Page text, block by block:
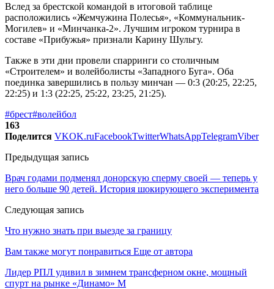
Вслед за брестской командой в итоговой таблице
расположились «Жемчужина Полесья», «Коммунальник-
Могилев» и «Минчанка-2». Лучшим игроком турнира в
составе «Прибужья» признали Карину Шульгу.
Также в эти дни провели спарринги со столичным
«Строителем» и волейболисты «Западного Буга». Оба
поединка завершились в пользу минчан — 0:3 (20:25, 22:25,
22:25) и 1:3 (22:25, 25:22, 23:25, 21:25).
#брест#волейбол
163
Поделится VKOK.ruFacebookTwitterWhatsAppTelegramViber
Предыдущая запись
Врач годами подменял донорскую сперму своей — теперь у
него больше 90 детей. История шокирующего эксперимента
Следующая запись
Что нужно знать при выезде за границу
Вам также могут понравиться Еще от автора
Лидер РПЛ удивил в зимнем трансферном окне, мощный
спурт на рынке «Динамо» М